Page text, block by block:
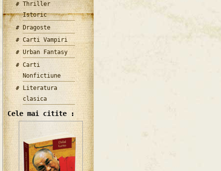
Thriller
Istoric
Dragoste
Carti Vampiri
Urban Fantasy
Carti
Nonfictiune
Literatura
clasica
Cele mai citite :